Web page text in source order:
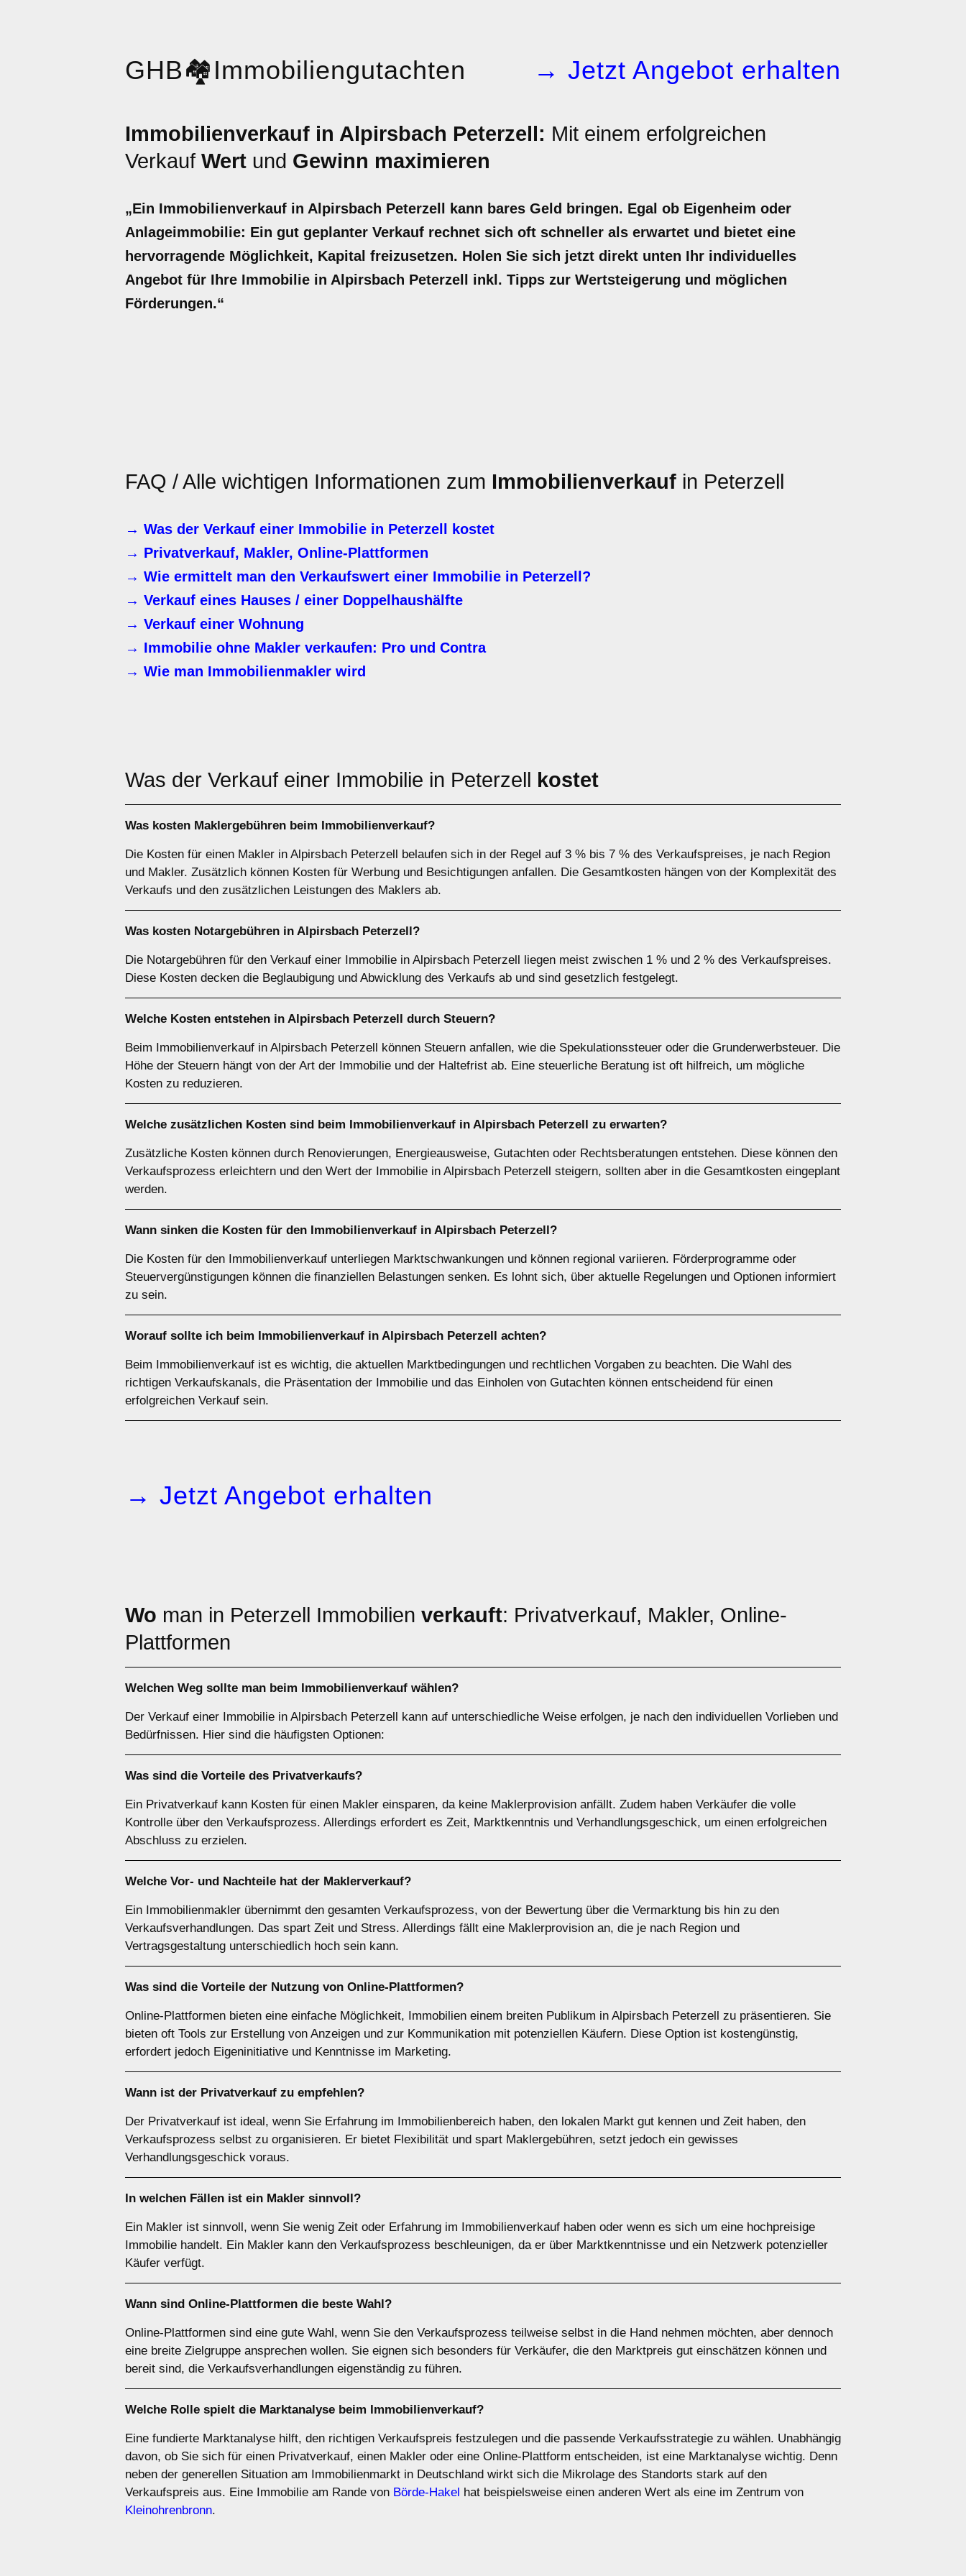
GHB🏘️Immobiliengutachten → Jetzt Angebot erhalten
Immobilienverkauf in Alpirsbach Peterzell: Mit einem erfolgreichen
Verkauf Wert und Gewinn maximieren
„Ein Immobilienverkauf in Alpirsbach Peterzell kann bares Geld bringen. Egal ob Eigenheim oder
Anlageimmobilie: Ein gut geplanter Verkauf rechnet sich oft schneller als erwartet und bietet eine
hervorragende Möglichkeit, Kapital freizusetzen. Holen Sie sich jetzt direkt unten Ihr individuelles
Angebot für Ihre Immobilie in Alpirsbach Peterzell inkl. Tipps zur Wertsteigerung und möglichen
Förderungen.“
FAQ / Alle wichtigen Informationen zum Immobilienverkauf in Peterzell
→ Was der Verkauf einer Immobilie in Peterzell kostet
→ Privatverkauf, Makler, Online-Plattformen
→ Wie ermittelt man den Verkaufswert einer Immobilie in Peterzell?
→ Verkauf eines Hauses / einer Doppelhaushälfte
→ Verkauf einer Wohnung
→ Immobilie ohne Makler verkaufen: Pro und Contra
→ Wie man Immobilienmakler wird
Was der Verkauf einer Immobilie in Peterzell kostet
Was kosten Maklergebühren beim Immobilienverkauf?
Die Kosten für einen Makler in Alpirsbach Peterzell belaufen sich in der Regel auf 3 % bis 7 % des Verkaufspreises, je nach Region
und Makler. Zusätzlich können Kosten für Werbung und Besichtigungen anfallen. Die Gesamtkosten hängen von der Komplexität des
Verkaufs und den zusätzlichen Leistungen des Maklers ab.
Was kosten Notargebühren in Alpirsbach Peterzell?
Die Notargebühren für den Verkauf einer Immobilie in Alpirsbach Peterzell liegen meist zwischen 1 % und 2 % des Verkaufspreises.
Diese Kosten decken die Beglaubigung und Abwicklung des Verkaufs ab und sind gesetzlich festgelegt.
Welche Kosten entstehen in Alpirsbach Peterzell durch Steuern?
Beim Immobilienverkauf in Alpirsbach Peterzell können Steuern anfallen, wie die Spekulationssteuer oder die Grunderwerbsteuer. Die
Höhe der Steuern hängt von der Art der Immobilie und der Haltefrist ab. Eine steuerliche Beratung ist oft hilfreich, um mögliche
Kosten zu reduzieren.
Welche zusätzlichen Kosten sind beim Immobilienverkauf in Alpirsbach Peterzell zu erwarten?
Zusätzliche Kosten können durch Renovierungen, Energieausweise, Gutachten oder Rechtsberatungen entstehen. Diese können den
Verkaufsprozess erleichtern und den Wert der Immobilie in Alpirsbach Peterzell steigern, sollten aber in die Gesamtkosten eingeplant
werden.
Wann sinken die Kosten für den Immobilienverkauf in Alpirsbach Peterzell?
Die Kosten für den Immobilienverkauf unterliegen Marktschwankungen und können regional variieren. Förderprogramme oder
Steuervergünstigungen können die finanziellen Belastungen senken. Es lohnt sich, über aktuelle Regelungen und Optionen informiert
zu sein.
Worauf sollte ich beim Immobilienverkauf in Alpirsbach Peterzell achten?
Beim Immobilienverkauf ist es wichtig, die aktuellen Marktbedingungen und rechtlichen Vorgaben zu beachten. Die Wahl des
richtigen Verkaufskanals, die Präsentation der Immobilie und das Einholen von Gutachten können entscheidend für einen
erfolgreichen Verkauf sein.
→ Jetzt Angebot erhalten
Wo man in Peterzell Immobilien verkauft: Privatverkauf, Makler, Online-
Plattformen
Welchen Weg sollte man beim Immobilienverkauf wählen?
Der Verkauf einer Immobilie in Alpirsbach Peterzell kann auf unterschiedliche Weise erfolgen, je nach den individuellen Vorlieben und
Bedürfnissen. Hier sind die häufigsten Optionen:
Was sind die Vorteile des Privatverkaufs?
Ein Privatverkauf kann Kosten für einen Makler einsparen, da keine Maklerprovision anfällt. Zudem haben Verkäufer die volle
Kontrolle über den Verkaufsprozess. Allerdings erfordert es Zeit, Marktkenntnis und Verhandlungsgeschick, um einen erfolgreichen
Abschluss zu erzielen.
Welche Vor- und Nachteile hat der Maklerverkauf?
Ein Immobilienmakler übernimmt den gesamten Verkaufsprozess, von der Bewertung über die Vermarktung bis hin zu den
Verkaufsverhandlungen. Das spart Zeit und Stress. Allerdings fällt eine Maklerprovision an, die je nach Region und
Vertragsgestaltung unterschiedlich hoch sein kann.
Was sind die Vorteile der Nutzung von Online-Plattformen?
Online-Plattformen bieten eine einfache Möglichkeit, Immobilien einem breiten Publikum in Alpirsbach Peterzell zu präsentieren. Sie
bieten oft Tools zur Erstellung von Anzeigen und zur Kommunikation mit potenziellen Käufern. Diese Option ist kostengünstig,
erfordert jedoch Eigeninitiative und Kenntnisse im Marketing.
Wann ist der Privatverkauf zu empfehlen?
Der Privatverkauf ist ideal, wenn Sie Erfahrung im Immobilienbereich haben, den lokalen Markt gut kennen und Zeit haben, den
Verkaufsprozess selbst zu organisieren. Er bietet Flexibilität und spart Maklergebühren, setzt jedoch ein gewisses
Verhandlungsgeschick voraus.
In welchen Fällen ist ein Makler sinnvoll?
Ein Makler ist sinnvoll, wenn Sie wenig Zeit oder Erfahrung im Immobilienverkauf haben oder wenn es sich um eine hochpreisige
Immobilie handelt. Ein Makler kann den Verkaufsprozess beschleunigen, da er über Marktkenntnisse und ein Netzwerk potenzieller
Käufer verfügt.
Wann sind Online-Plattformen die beste Wahl?
Online-Plattformen sind eine gute Wahl, wenn Sie den Verkaufsprozess teilweise selbst in die Hand nehmen möchten, aber dennoch
eine breite Zielgruppe ansprechen wollen. Sie eignen sich besonders für Verkäufer, die den Marktpreis gut einschätzen können und
bereit sind, die Verkaufsverhandlungen eigenständig zu führen.
Welche Rolle spielt die Marktanalyse beim Immobilienverkauf?
Eine fundierte Marktanalyse hilft, den richtigen Verkaufspreis festzulegen und die passende Verkaufsstrategie zu wählen. Unabhängig
davon, ob Sie sich für einen Privatverkauf, einen Makler oder eine Online-Plattform entscheiden, ist eine Marktanalyse wichtig. Denn
neben der generellen Situation am Immobilienmarkt in Deutschland wirkt sich die Mikrolage des Standorts stark auf den
Verkaufspreis aus. Eine Immobilie am Rande von Börde-Hakel hat beispielsweise einen anderen Wert als eine im Zentrum von
Kleinohrenbronn.